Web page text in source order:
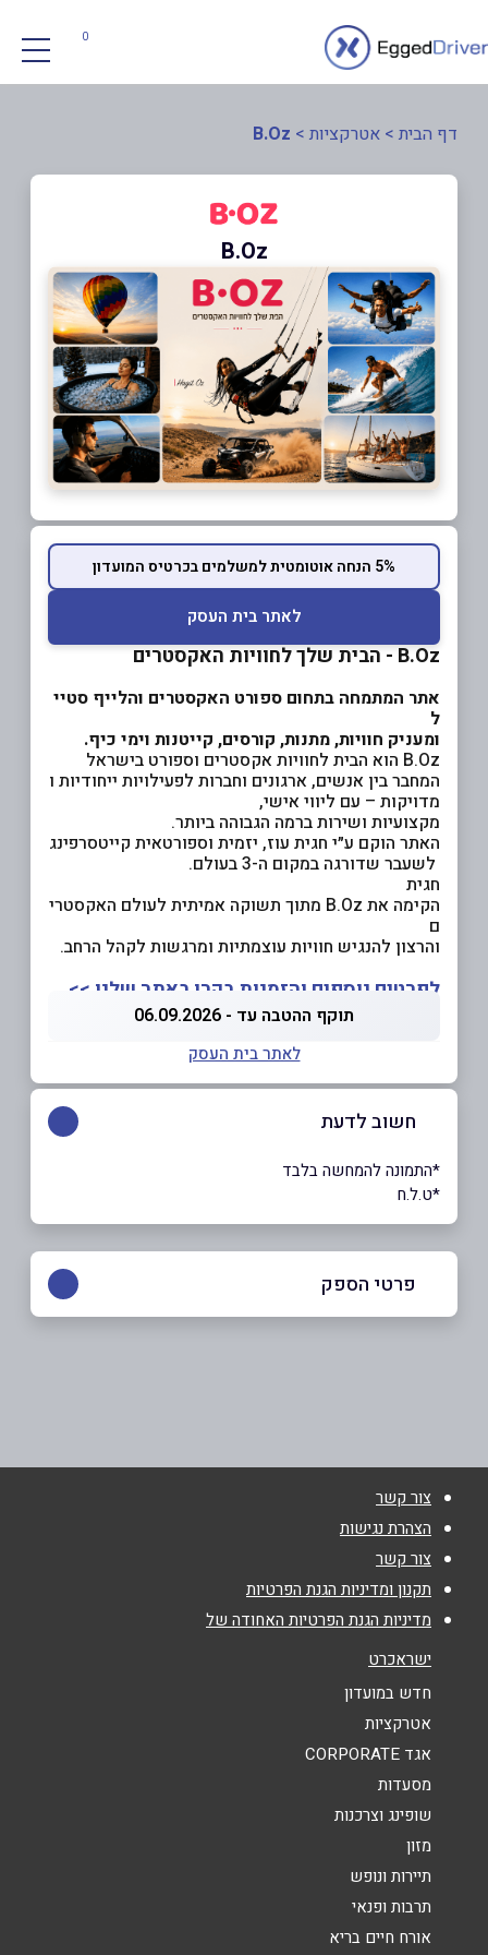
0
דף הבית > אטרקציות >
B.Oz
B.Oz
5% הנחה אוטומטית למשלמים בכרטיס המועדון
לאתר בית העסק
B.Oz - הבית שלך לחוויות האקסטרים
אתר המתמחה בתחום ספורט האקסטרים והלייף סטיי
ל
ומעניק חוויות, מתנות, קורסים, קייטנות וימי כיף.
B.Oz הוא הבית לחוויות אקסטרים וספורט בישראל
המחבר בין אנשים, ארגונים וחברות לפעילויות ייחודיות ו
מדויקות – עם ליווי אישי,
מקצועיות ושירות ברמה הגבוהה ביותר.
האתר הוקם ע״י חגית עוז, יזמית וספורטאית קייטסרפינג
לשעבר שדורגה במקום ה-3 בעולם.
חגית
הקימה את B.Oz מתוך תשוקה אמיתית לעולם האקסטרי
ם
והרצון להנגיש חוויות עוצמתיות ומרגשות לקהל הרחב.
לפרטים נוספים והזמנות בקרו באתר שלנו >>
תוקף ההטבה עד - 06.09.2026
לאתר בית העסק
חשוב לדעת
*התמונה להמחשה בלבד
*ט.ל.ח
פרטי הספק
שם מלא*
טלפון*
נושא*
אנא חזרו אלי בקשר ל...
הודעה
צור קשר
הצהרת נגישות
צור קשר
תקנון ומדיניות הגנת הפרטיות
מדיניות הגנת הפרטיות האחודה של
ישראכרט
חדש במועדון
אטרקציות
אגד CORPORATE
מסעדות
שופינג וצרכנות
מזון
תיירות ונופש
תרבות ופנאי
אורח חיים בריא